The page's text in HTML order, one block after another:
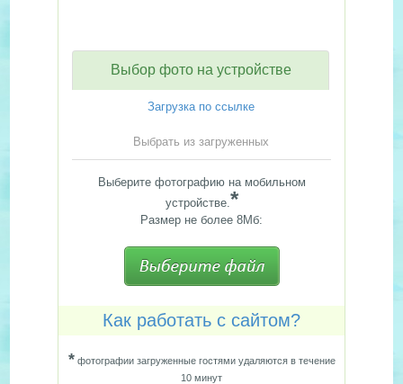
Выбор фото на устройстве
Загрузка по ссылке
Выбрать из загруженных
Выберите фотографию на мобильном
устройстве.*
Размер не более 8Мб:
Как работать с сайтом?
*фотографии загруженные гостями удаляются в течение
10 минут